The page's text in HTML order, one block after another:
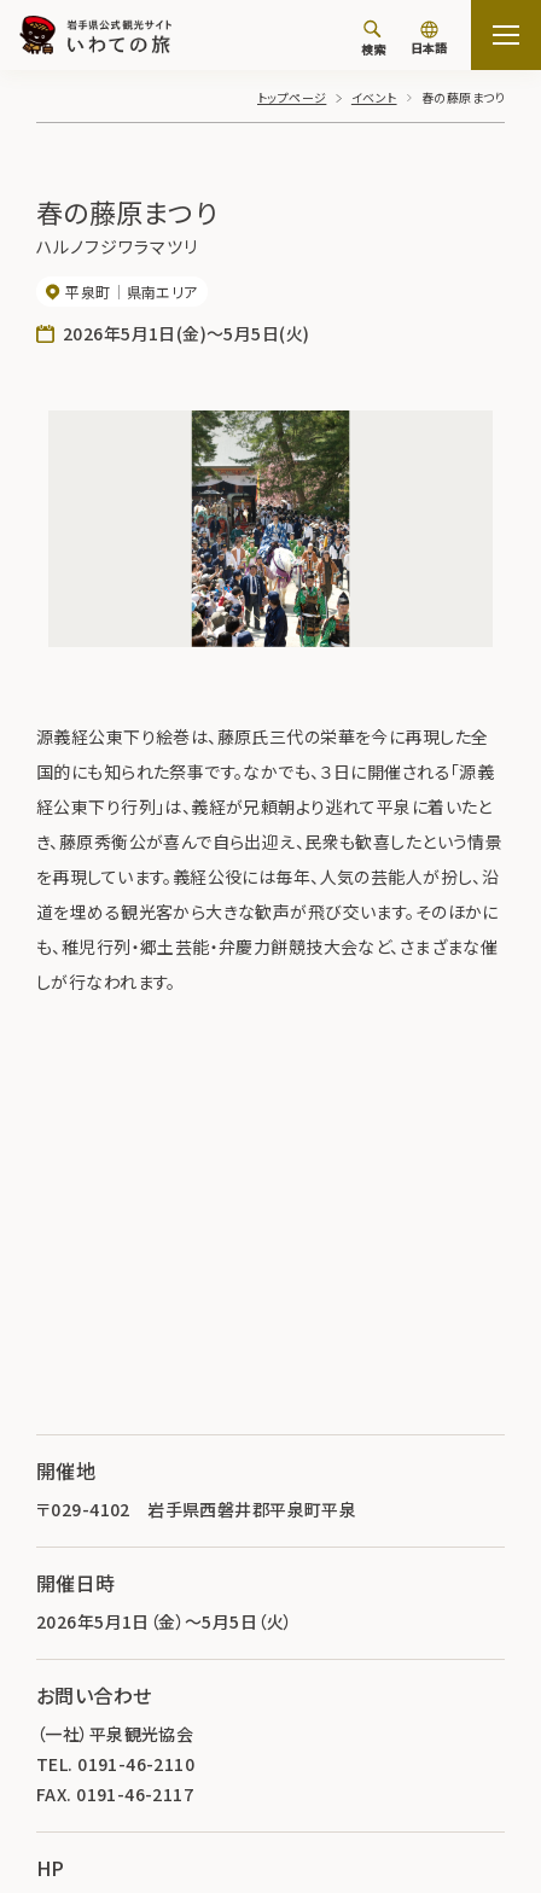
検索 日本語
トップページ イベント 春の藤原まつり
春の藤原まつり
ハルノフジワラマツリ
平泉町 県南エリア
2026年5月1日(金)～5月5日(火)
源義経公東下り絵巻は、藤原氏三代の栄華を今に再現した全
国的にも知られた祭事です。なかでも、３日に開催される「源義
経公東下り行列」は、義経が兄頼朝より逃れて平泉に着いたと
き、藤原秀衡公が喜んで自ら出迎え、民衆も歓喜したという情景
を再現しています。義経公役には毎年、人気の芸能人が扮し、沿
道を埋める観光客から大きな歓声が飛び交います。そのほかに
も、稚児行列・郷土芸能・弁慶力餅競技大会など、さまざまな催
しが行なわれます。
開催地
〒029-4102 岩手県西磐井郡平泉町平泉
開催日時
2026年5月1日（金）～5月5日（火）
お問い合わせ
（一社）平泉観光協会
TEL. 0191-46-2110
FAX. 0191-46-2117
HP